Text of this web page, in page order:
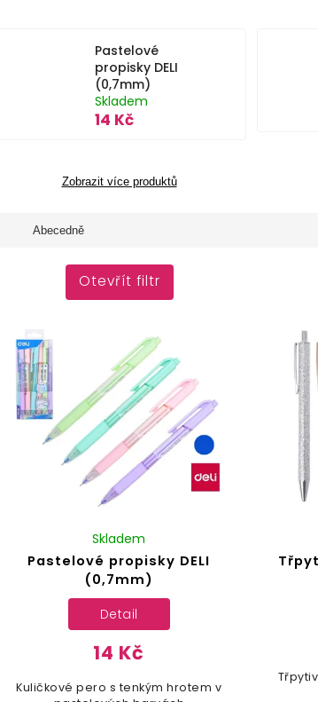
Pastelové
propisky DELI
(0,7mm)
Skladem
14 Kč
Zobrazit více produktů
Abecedně
Otevřít filtr
Pastelové propisky DELI
(0,7mm)
Skladem
14 Kč
Detail
Kuličkové pero s tenkým hrotem v